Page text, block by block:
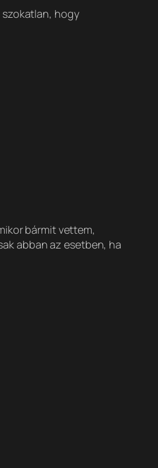
szokatlan, hogy
bármit vettem,
abban az esetben, ha